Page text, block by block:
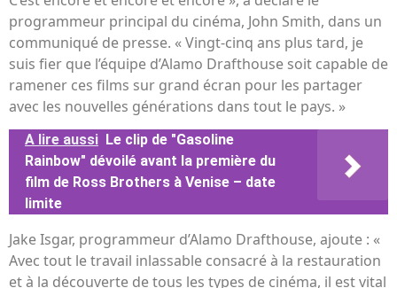
programmeur principal du cinéma, John Smith, dans un
communiqué de presse. « Vingt-cinq ans plus tard, je
suis fier que l’équipe d’Alamo Drafthouse soit capable de
ramener ces films sur grand écran pour les partager
avec les nouvelles générations dans tout le pays. »
A lire aussi Le clip de "Gasoline
Rainbow" dévoilé avant la première du
film de Ross Brothers à Venise – date
limite
Jake Isgar, programmeur d’Alamo Drafthouse, ajoute : «
Avec tout le travail inlassable consacré à la restauration
et à la découverte de tous les types de cinéma, il est vital